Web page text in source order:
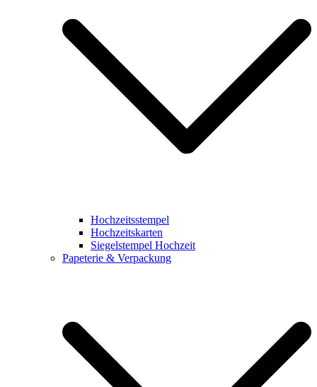
Hochzeitsstempel
Hochzeitskarten
Siegelstempel Hochzeit
Papeterie & Verpackung